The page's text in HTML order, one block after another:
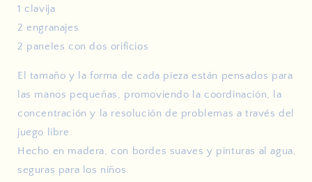
1 clavija
2 engranajes
2 paneles con dos orificios
El tamaño y la forma de cada pieza están pensados para
las manos pequeñas, promoviendo la coordinación, la
concentración y la resolución de problemas a través del
juego libre.
Hecho en madera, con bordes suaves y pinturas al agua,
seguras para los niños.